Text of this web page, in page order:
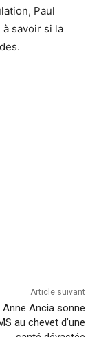
Paul
à savoir si la
Article suivant
Anne Ancia sonne
au chevet d’une